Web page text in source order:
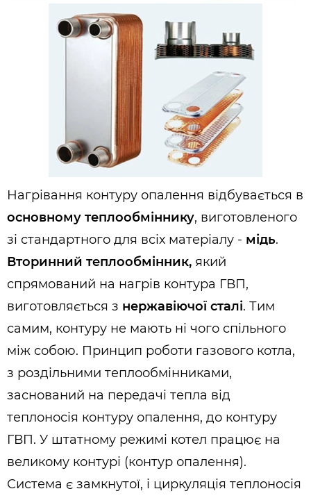
Нагрівання контуру опалення відбувається в
основному теплообміннику, виготовленого
зі стандартного для всіх матеріалу - мідь.
Вторинний теплообмінник, який
спрямований на нагрів контура ГВП,
виготовляється з нержавіючої сталі. Тим
самим, контуру не мають ні чого спільного
між собою. Принцип роботи газового котла,
з роздільними теплообмінниками,
заснований на передачі тепла від
теплоносія контуру опалення, до контуру
ГВП. У штатному режимі котел працює на
великому контурі (контур опалення).
Система є замкнутої, і циркуляція теплоносія